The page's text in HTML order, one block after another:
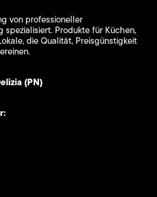
von professioneller
spezialisiert. Produkte für Küchen,
die Qualität, Preisgünstigkeit
(PN)